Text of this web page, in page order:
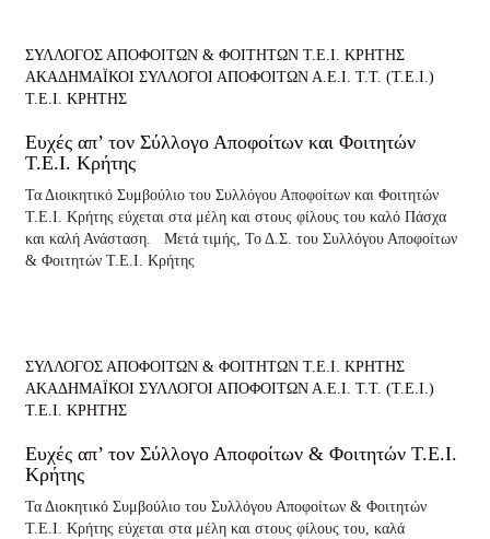
ΣΥΛΛΟΓΟΣ ΑΠΟΦΟΙΤΩΝ & ΦΟΙΤΗΤΩΝ Τ.Ε.Ι. ΚΡΗΤΗΣ
ΑΚΑΔΗΜΑΪΚΟΙ ΣΥΛΛΟΓΟΙ ΑΠΟΦΟΙΤΩΝ Α.Ε.Ι. Τ.Τ. (Τ.Ε.Ι.)
Τ.Ε.Ι. ΚΡΗΤΗΣ
Ευχές απ’ τον Σύλλογο Αποφοίτων και Φοιτητών
Τ.Ε.Ι. Κρήτης
Τα Διοικητικό Συμβούλιο του Συλλόγου Αποφοίτων και Φοιτητών
Τ.Ε.Ι. Κρήτης εύχεται στα μέλη και στους φίλους του καλό Πάσχα
και καλή Ανάσταση. Μετά τιμής, Το Δ.Σ. του Συλλόγου Αποφοίτων
& Φοιτητών Τ.Ε.Ι. Κρήτης
ΣΥΛΛΟΓΟΣ ΑΠΟΦΟΙΤΩΝ & ΦΟΙΤΗΤΩΝ Τ.Ε.Ι. ΚΡΗΤΗΣ
ΑΚΑΔΗΜΑΪΚΟΙ ΣΥΛΛΟΓΟΙ ΑΠΟΦΟΙΤΩΝ Α.Ε.Ι. Τ.Τ. (Τ.Ε.Ι.)
Τ.Ε.Ι. ΚΡΗΤΗΣ
Ευχές απ’ τον Σύλλογο Αποφοίτων & Φοιτητών Τ.Ε.Ι.
Κρήτης
Τα Διοκητικό Συμβούλιο του Συλλόγου Αποφοίτων & Φοιτητών
Τ.Ε.Ι. Κρήτης εύχεται στα μέλη και στους φίλους του, καλά